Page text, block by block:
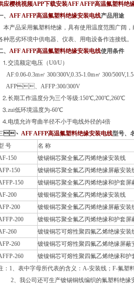
应樱桃视频APP下载安装AFF AFFP高温氟塑料绝缘
、 AFF AFFP高温氟塑料绝缘安装电线产品用途
产品采用氟塑料绝缘，具有使用温度范围广阔，
种恶劣环境中供电器、仪表、用电设备作连接线。
、 AFF AFFP高温氟塑料绝缘安装电线使用条件
交流额定电压（U0/U）
0.3m㎡ 300/300V,0.35-1.0m㎡ 300/
、AFFP:300/300V
长期工作温度分为三个等级:150℃,200℃,260℃
低环境温度为-60℃
电缆允许弯曲半径不小于电线外径的4倍
、 AFF AFFP高温氟塑料绝缘安装电线型号
号
名 称
150
镀锡铜芯聚全氟乙丙烯绝缘安装线
150
镀锡铜芯聚全氟乙丙烯绝缘屏蔽安装
150
镀锡铜芯聚全氟乙丙烯绝缘和护套屏
200
镀银铜芯聚全氟乙丙烯绝缘安装线
200
镀银铜芯聚全氟乙丙烯绝缘屏蔽安装
200
镀银铜芯聚全氟乙丙烯绝缘和护套屏
260
镀镍铜芯可熔性聚四氟乙烯绝缘安装
260
镀镍铜芯可熔性聚四氟乙烯绝缘屏蔽
260
镀镍铜芯可熔性聚四氟乙烯绝缘和护
：1、表中字母所代表的含义：A-安装线；F-
、我公司还可生产镀锡铜线编织的氟塑料绝缘